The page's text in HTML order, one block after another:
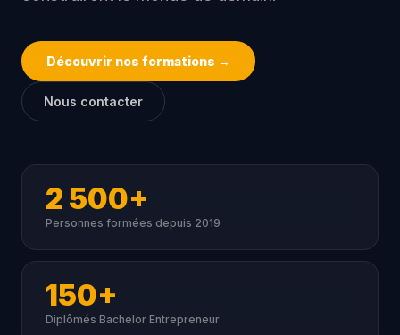
Découvrir nos formations →
Nous contacter
2 500+
Personnes formées depuis 2019
150+
Diplômés Bachelor Entrepreneur